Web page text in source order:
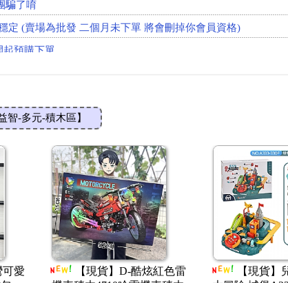
定 (賣場為批發 二個月未下單 將會刪掉你會員資格)
起預購下單
次以上)
呢?(電腦版)
呢?(手機版)
動打電話要求買家到ATM去依照指示操作，這些都是詐騙術
騙了唷
定 (賣場為批發 二個月未下單 將會刪掉你會員資格)
智-多元-積木區】
卡通
【現貨】指紋存錢罐密
【現貨